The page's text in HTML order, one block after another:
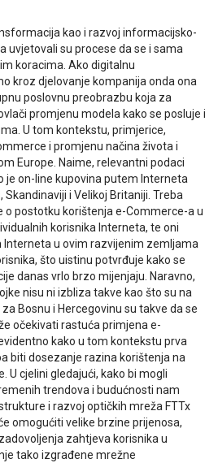
kao i razvoj informacijsko-
uvjetovali su procese da se i sama
koracima. Ako digitalnu
kroz djelovanje kompanija onda ona
poslovnu preobrazbu koja za
promjenu modela kako se posluje i
U tom kontekstu, primjerice,
i promjenu načina života i
Europe. Naime, relevantni podaci
je on-line kupovina putem Interneta
i Velikoj Britaniji. Treba
o postotku korištenja e-Commerce-a u
korisnika Interneta, te oni
u ovim razvijenim zemljama
što uistinu potvrđuje kako se
danas vrlo brzo mijenjaju. Naravno,
nisu ni izbliza takve kao što su na
Bosnu i Hercegovinu su takve da se
očekivati rastuća primjena e-
kako u tom kontekstu prva
biti dosezanje razina korištenja na
U cjelini gledajući, kako bi mogli
trendova i budućnosti nam
i razvoj optičkih mreža FTTx
omogućiti velike brzine prijenosa,
zahtjeva korisnika u
tako izgrađene mrežne